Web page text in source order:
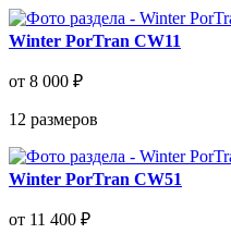
Winter PorTran CW11
от 8 000 ₽
12 размеров
Winter PorTran CW51
от 11 400 ₽